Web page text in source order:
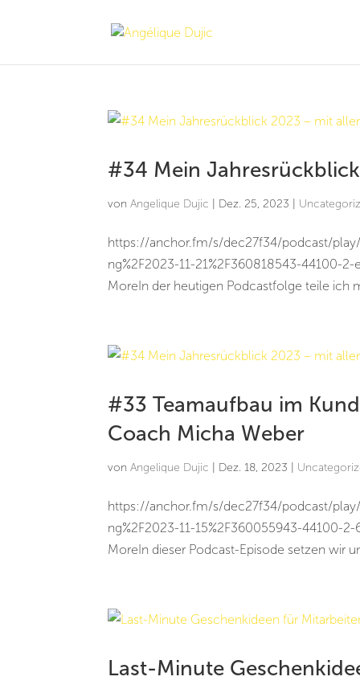
#34 Mein
vonAngelique Dujic Dez. 25, 2023
https://anchor.fm/s/dec27f34/podcast/play/
ng%2F2023-11-21%2F360818543-44100-
MoreIn der heutigen Podcastfolge teile ich
#33 Teamaufbau im
Coach Micha Weber
vonAngelique Dujic Dez. 18, 2023
https://anchor.fm/s/dec27f34/podcast/
ng%2F2023-11-15%2F360055943-44100-
MoreIn dieser Podcast-Episode setzen wir
Last-Minute